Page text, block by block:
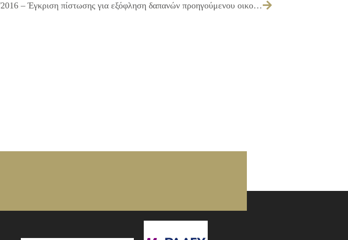
129/2016 – Έγκριση πίστωσης για εξόφληση δαπανών προηγούμενου οικονομικού έτους.